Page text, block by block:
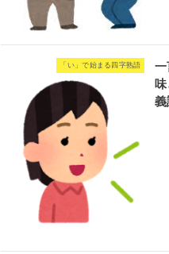
「い」で始まる四字熟語
一
義